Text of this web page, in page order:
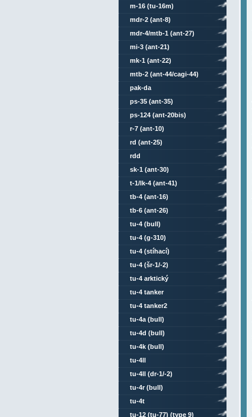
m-16 (tu-16m)
mdr-2 (ant-8)
mdr-4/mtb-1 (ant-27)
mi-3 (ant-21)
mk-1 (ant-22)
mtb-2 (ant-44/cagi-44)
pak-da
ps-35 (ant-35)
ps-124 (ant-20bis)
r-7 (ant-10)
rd (ant-25)
rdd
sk-1 (ant-30)
t-1/lk-4 (ant-41)
tb-4 (ant-16)
tb-6 (ant-26)
tu-4 (bull)
tu-4 (g-310)
tu-4 (stíhací)
tu-4 (šr-1/-2)
tu-4 arktický
tu-4 tanker
tu-4 tanker2
tu-4a (bull)
tu-4d (bull)
tu-4k (bull)
tu-4ll
tu-4ll (dr-1/-2)
tu-4r (bull)
tu-4t
tu-12 (tu-77) (type 9)